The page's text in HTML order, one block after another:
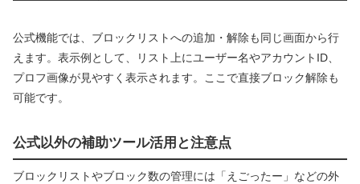
公式機能では、ブロックリストへの追加・解除も同じ画面から行
えます。表示例として、リスト上にユーザー名やアカウントID、
プロフ画像が見やすく表示されます。ここで直接ブロック解除も
可能です。
公式以外の補助ツール活用と注意点
ブロックリストやブロック数の管理には「えごったー」などの外